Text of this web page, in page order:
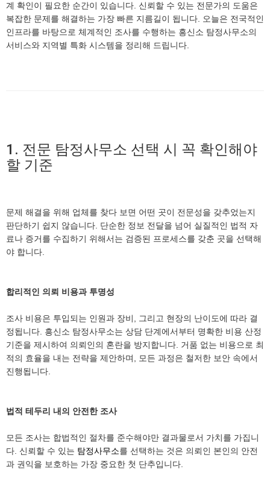
계 확인이 필요한 순간이 있습니다. 신뢰할 수 있는 전문가의 도움은
복잡한 문제를 해결하는 가장 빠른 지름길이 됩니다. 오늘은 전국적인
인프라를 바탕으로 체계적인 조사를 수행하는 흥신소 탐정사무소의
서비스와 지역별 특화 시스템을 정리해 드립니다.
1. 전문 탐정사무소 선택 시 꼭 확인해야
할 기준
문제 해결을 위해 업체를 찾다 보면 어떤 곳이 전문성을 갖추었는지
판단하기 쉽지 않습니다. 단순한 정보 전달을 넘어 실질적인 법적 자
료나 증거를 수집하기 위해서는 검증된 프로세스를 갖춘 곳을 선택해
야 합니다.
합리적인 의뢰 비용과 투명성
조사 비용은 투입되는 인원과 장비, 그리고 현장의 난이도에 따라 결
정됩니다. 흥신소 탐정사무소는 상담 단계에서부터 명확한 비용 산정
기준을 제시하여 의뢰인의 혼란을 방지합니다. 거품 없는 비용으로 최
적의 효율을 내는 전략을 제안하며, 모든 과정은 철저한 보안 속에서
진행됩니다.
법적 테두리 내의 안전한 조사
모든 조사는 합법적인 절차를 준수해야만 결과물로서 가치를 가집니
다. 신뢰할 수 있는 탐정사무소를 선택하는 것은 의뢰인 본인의 안전
과 권익을 보호하는 가장 중요한 첫 단추입니다.